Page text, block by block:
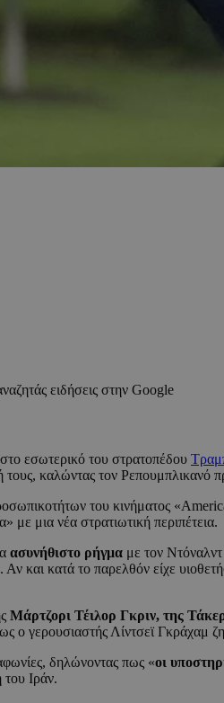
ειδήσεις στην Google
στο εσωτερικό του στρατοπέδου
τους, καλώντας τον
του κινήματος
με μια νέα στρατιωτική περιπέτεια.
ασυνήθιστο ρήγμα με τον
και κατά το παρελθόν είχε
Μάρτζορι Τέιλορ Γκριν, της
ο γερουσιαστής Λίντσεϊ Γκράχαμ
δηλώνοντας πως «οι
του Ιράν.